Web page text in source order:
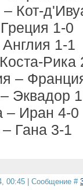
Кот-
1-0
1-1
Рика
–
Эквадор
– Иран 4-0
Гана 3-1
00:45 | Сообщение #